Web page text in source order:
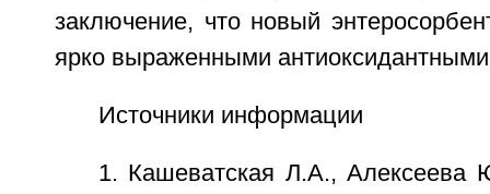
заключение, что новый
ярко выраженными
Источники информации
1. Кашеватская Л.А.,